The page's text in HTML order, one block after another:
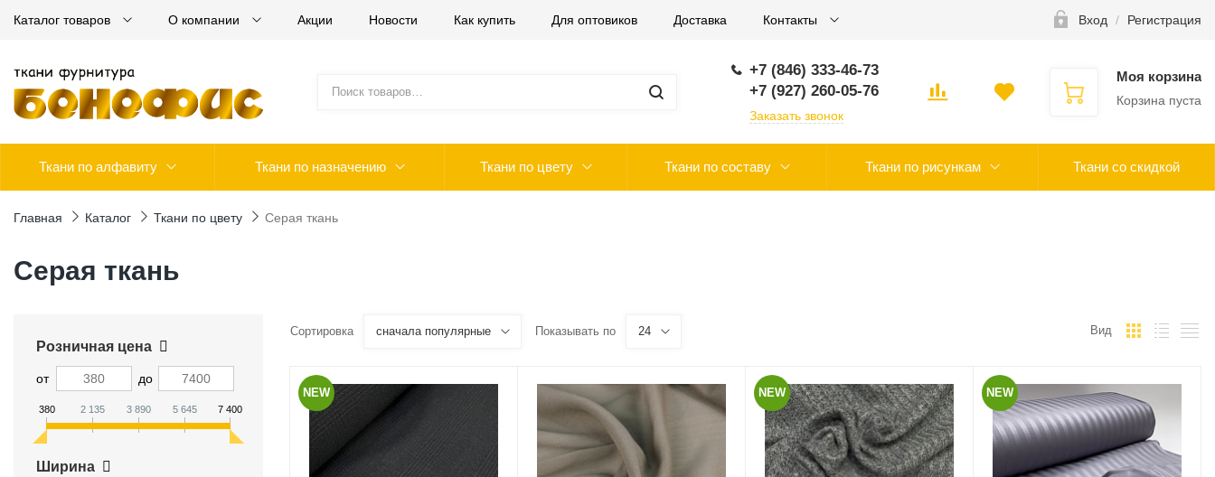
Каталог товаров О компании Акции Новости Как купить Для оптовиков Доставка Контакты Вход / Регистрация
+7 (846) 333-46-73
+7 (927) 260-05-76
Заказать звонок
Моя корзина
Корзина пуста
Ткани по алфавиту Ткани по назначению Ткани по цвету Ткани по составу Ткани по рисункам Ткани со скидкой
Главная Каталог Ткани по цвету Серая ткань
Серая ткань
Розничная цена
от до
380 2 135 3 890 5 645 7 400
Ширина
Сортировка сначала популярные Показывать по 24 Вид
NEW NEW NEW